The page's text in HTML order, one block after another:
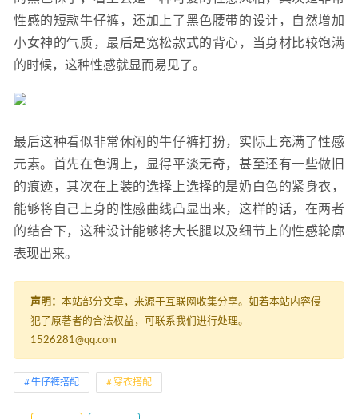
性感的短款牛仔裤，还加上了黑色腰带的设计，自然增加
小女神的气质，最后是宽松款式的背心，当身材比较饱满
的时候，这种性感就显而易见了。
最后这种看似非常休闲的牛仔裤打扮，实际上充满了性感
元素。首先在色调上，显得平淡无奇，甚至还有一些做旧
的痕迹，其次在上装的选择上选择的是奶白色的紧身衣，
能够将自己上身的性感曲线凸显出来，这样的话，在两者
的结合下，这种设计能够将大长腿以及细节上的性感轮廓
表现出来。
声明： 本站部分文章，来源于互联网收集分享。如若本站内容侵
犯了原著者的合法权益，可联系我们进行处理。
1526281@qq.com
牛仔裤搭配 穿衣搭配